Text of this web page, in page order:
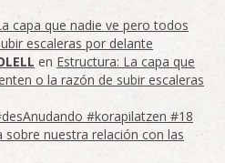
capa que nadie ve pero todos
escaleras por delante
en Estructura: La capa que
o la razón de subir escaleras
#korapilatzen #18
nuestra relación con las